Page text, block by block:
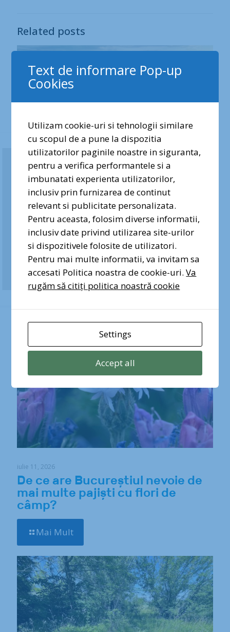
Related posts
iulie 14, 2026
Valea Saulei, tot mai aproape de
statutul de arie naturală
protejată
Mai Mult
iulie 11, 2026
De ce are Bucureștiul nevoie de
mai multe pajiști cu flori de
câmp?
Mai Mult
Dragi prieteni ai naturii urbane,
vocea voastră contează. Semnați
și distribuiți petiția pentru
protecția Pădurii Băneasa!
Semnez pentru Pădurea
Băneasa
Text de informare Pop-up
Cookies
Utilizam cookie-uri si tehnologii similare
cu scopul de a pune la dispozitia
utilizatorilor paginile noastre in siguranta,
pentru a verifica performantele si a
imbunatati experienta utilizatorilor,
inclusiv prin furnizarea de continut
relevant si publicitate personalizata.
Pentru aceasta, folosim diverse informatii,
inclusiv date privind utilizarea site-urilor
si dispozitivele folosite de utilizatori.
Pentru mai multe informatii, va invitam sa
accesati Politica noastra de cookie-uri.Va
rugăm să citiți politica noastră cookie
Settings
Accept all